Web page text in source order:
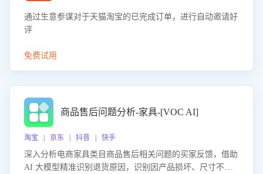
通过生意参谋对于天猫淘宝的已完成订单，进行自动邀请好
评
免费试用
商品售后问题分析-家具-[VOC AI]
淘宝 | 京东 | 抖音 | 快手
深入分析电商家具类目商品售后相关问题的买家反馈，借助
AI 大模型精准识别退货原因，识别因产品损坏、尺寸不符